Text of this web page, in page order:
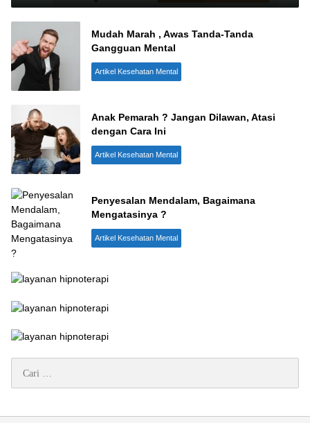
Mudah Marah , Awas Tanda-Tanda
Gangguan Mental
Artikel Kesehatan Mental
Anak Pemarah ? Jangan Dilawan, Atasi
dengan Cara Ini
Artikel Kesehatan Mental
Penyesalan Mendalam, Bagaimana
Mengatasinya ?
Artikel Kesehatan Mental
untuk: